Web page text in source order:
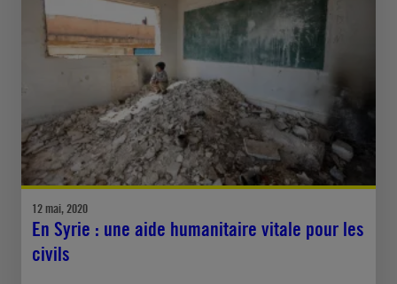
12 mai, 2020
En Syrie : une aide humanitaire vitale pour les
civils